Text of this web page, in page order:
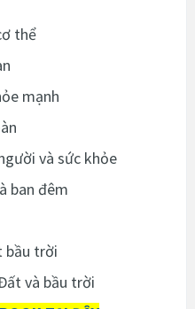
thể
mạnh
và sức khỏe
ban đêm
bầu trời
và bầu trời